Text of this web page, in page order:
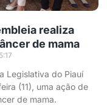
realiza
de mama
Legislativa do Piauí
(11), uma ação de
de mama.